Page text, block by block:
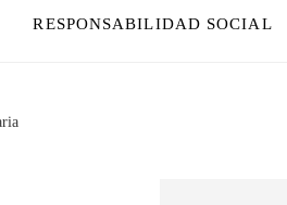
RESPONSABILIDAD SOCIAL